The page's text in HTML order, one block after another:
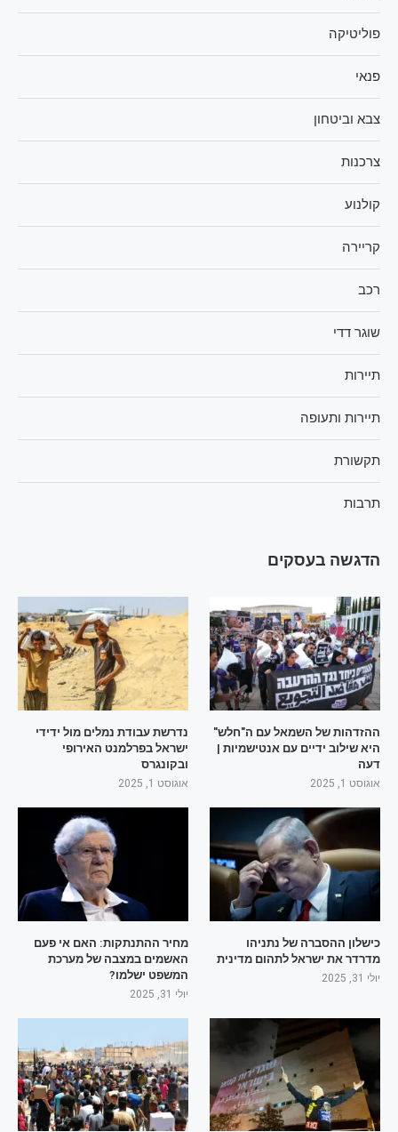
פוליטיקה
פנאי
צבא וביטחון
צרכנות
קולנוע
קריירה
רכב
שוגר דדי
תיירות
תיירות ותעופה
תקשורת
תרבות
הדגשה בעסקים
ההזדהות של השמאל עם ה"חלש"
היא שילוב ידיים עם אנטישמיות |
דעה
אוגוסט 1, 2025
נדרשת עבודת נמלים מול ידידי
ישראל בפרלמנט האירופי
ובקונגרס
אוגוסט 1, 2025
כישלון ההסברה של נתניהו
מדרדר את ישראל לתהום מדינית
יולי 31, 2025
מחיר ההתנתקות: האם אי פעם
האשמים במצבה של מערכת
המשפט ישלמו?
יולי 31, 2025